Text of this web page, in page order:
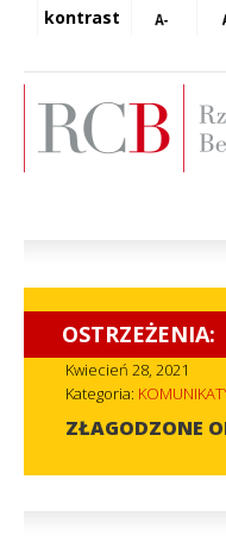
kontrast
OSTRZEŻENIA:
Kwiecień 28, 2021
Kategoria:
ZŁAGODZONE